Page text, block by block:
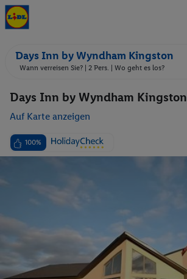
Days Inn by Wyndham Kingston
Wann verreisen Sie? | 2 Pers. | Wo geht es los?
Days Inn by Wyndham Kingston
Auf Karte anzeigen
100%